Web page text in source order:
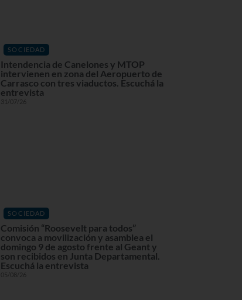
SOCIEDAD
Intendencia de Canelones y MTOP
intervienen en zona del Aeropuerto de
Carrasco con tres viaductos. Escuchá la
entrevista
31/07/26
SOCIEDAD
Comisión “Roosevelt para todos”
convoca a movilización y asamblea el
domingo 9 de agosto frente al Geant y
son recibidos en Junta Departamental.
Escuchá la entrevista
05/08/26